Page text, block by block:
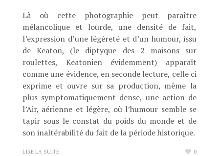
Là où cette photographie peut paraître
mélancolique et lourde, une densité de fait,
l’expression d’une légèreté et d’un humour, issu
de Keaton, (le diptyque des 2 maisons sur
roulettes, Keatonien évidemment) apparaît
comme une évidence, en seconde lecture, celle ci
exprime et ouvre sur sa production, même la
plus symptomatiquement dense, une action de
l’Air, aérienne et légère, où l’humour semble se
tapir sous le constat du poids du monde et de
son inaltérabilité du fait de la période historique.
LIRE LA SUITE 0